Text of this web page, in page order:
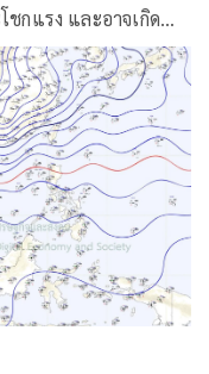
กแรง และอาจเกิด
ไทยและอันดามันมี
ะวัง หลีกเลี่ยงที่โล่งแจ้ง
รง